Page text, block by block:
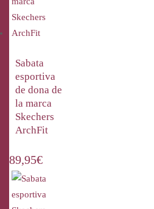
Sabata
esportiva
de dona de
la marca
Skechers
ArchFit
89,95€